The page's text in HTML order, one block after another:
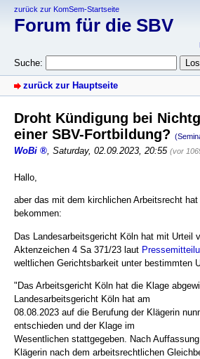
zurück zur KomSem-Startseite
Forum für die SBV
Suche:
zurück zur Hauptseite
Droht Kündigung bei
einer SBV-Fortbildung?
WoBi , Saturday, 02.09.2023, 20:55 (vor
Hallo,
aber das mit dem kirchlichen Arbeitsrecht
bekommen:
Das Landesarbeitsgericht Köln hat mit Urteil
Aktenzeichen 4 Sa 371/23 laut
weltlichen Gerichtsbarkeit unter bestimmten
"Das Arbeitsgericht Köln hat die Klage
Landesarbeitsgericht Köln hat am
08.08.2023 auf die Berufung der Klägerin
entschieden und der Klage im
Wesentlichen stattgegeben. Nach
Klägerin nach dem arbeitsrechtlichen